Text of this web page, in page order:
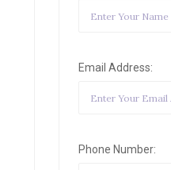
Email Address:
Phone Number: